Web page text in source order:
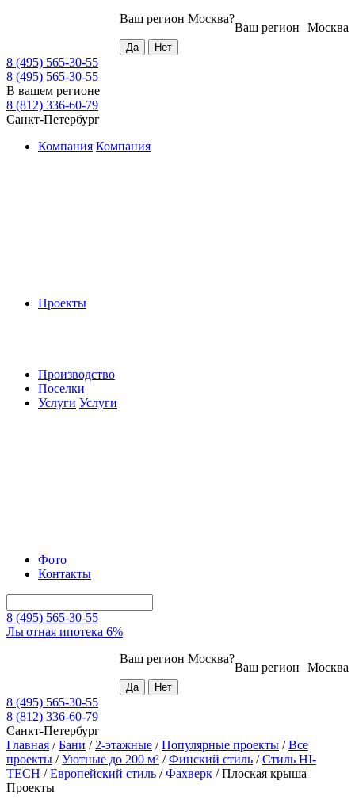
Москва
Ваш регион
Ваш регион Москва?
8 (495) 565-30-55
8 (495) 565-30-55
В вашем регионе
8 (812) 336-60-79
Санкт-Петербург
Компания Компания
Проекты
Производство
Поселки
Услуги Услуги
Фото
Контакты
8 (495) 565-30-55
Льготная ипотека 6%
Москва
Ваш регион
Ваш регион Москва?
8 (495) 565-30-55
8 (812) 336-60-79
Санкт-Петербург
Главная /Бани / 2-этажные /Популярные проекты /Все
проекты /Уютные до 200 м² /Финский стиль /Стиль HI-
TECH /Европейский стиль /Фахверк /Плоская крыша
Проекты